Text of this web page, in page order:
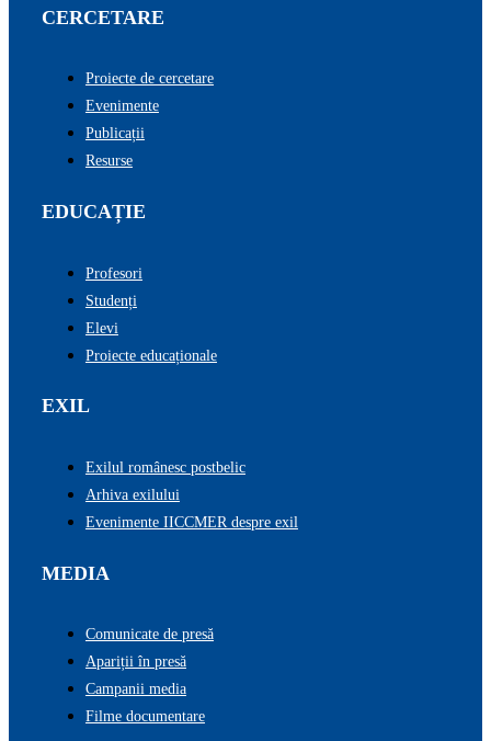
CERCETARE
Proiecte de cercetare
Evenimente
Publicații
Resurse
EDUCAȚIE
Profesori
Studenți
Elevi
Proiecte educaționale
EXIL
Exilul românesc postbelic
Arhiva exilului
Evenimente IICCMER despre exil
MEDIA
Comunicate de presă
Apariții în presă
Campanii media
Filme documentare